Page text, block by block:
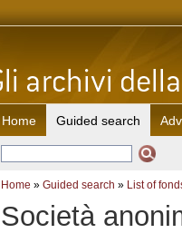
Home Guided search
Home » Guided search » List of
Società